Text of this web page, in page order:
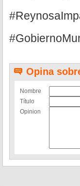
Opina
Nombre
Título
Opinion